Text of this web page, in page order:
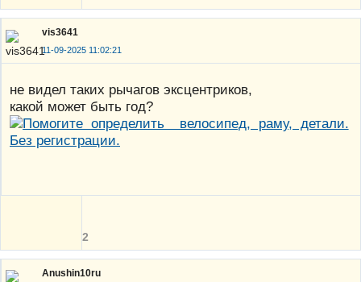
vis3641
11-09-2025 11:02:21
не видел таких рычагов эксцентриков,
какой может быть год?
2
Anushin10ru